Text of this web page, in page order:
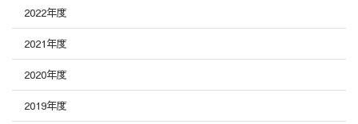
2022年度
2021年度
2020年度
2019年度